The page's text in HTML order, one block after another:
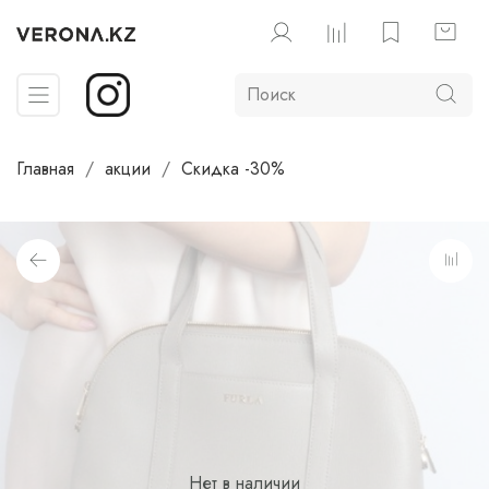
Главная акции Скидка -30%
Нет в наличии